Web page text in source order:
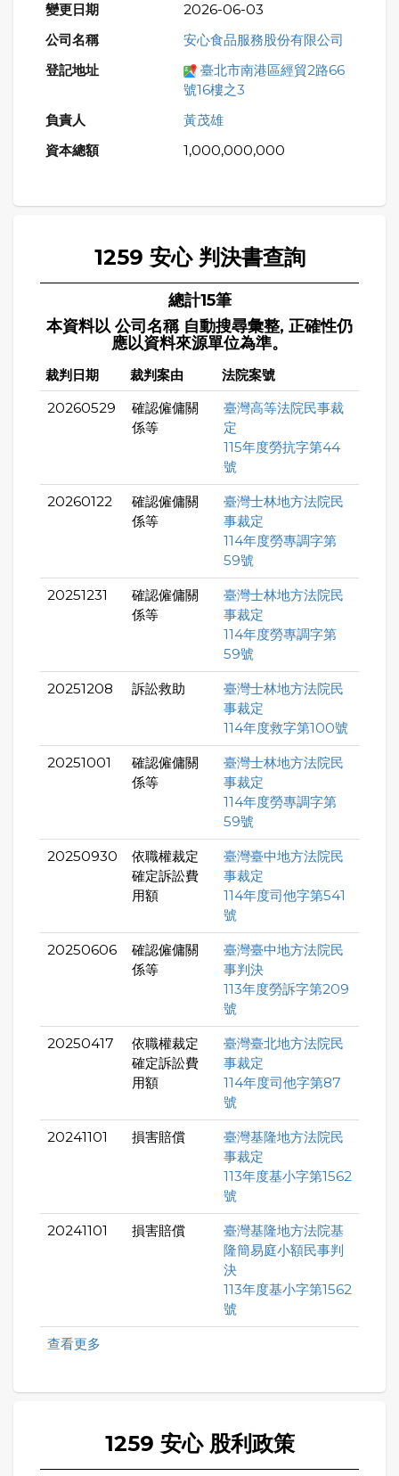
2026-06-03
安心食品服務股份有限公司
臺北市南港區經貿2路66
號16樓之3
黃茂雄
1,000,000,000
1259 安心 判決書查詢
總計15筆
本資料以 公司名稱 自動搜尋彙整, 正確性仍
應以資料來源單位為準。
裁判日期 裁判案由 法院案號
20260529
確認僱傭關
係等
臺灣高等法院民事裁
定
115年度勞抗字第44
號
20260122
確認僱傭關
係等
臺灣士林地方法院民
事裁定
114年度勞專調字第
59號
20251231
確認僱傭關
係等
臺灣士林地方法院民
事裁定
114年度勞專調字第
59號
20251208 訴訟救助
臺灣士林地方法院民
事裁定
114年度救字第100號
20251001
確認僱傭關
係等
臺灣士林地方法院民
事裁定
114年度勞專調字第
59號
20250930
依職權裁定
確定訴訟費
用額
臺灣臺中地方法院民
事裁定
114年度司他字第541
號
20250606
確認僱傭關
係等
臺灣臺中地方法院民
事判決
113年度勞訴字第209
號
20250417
依職權裁定
確定訴訟費
用額
臺灣臺北地方法院民
事裁定
114年度司他字第87
號
20241101 損害賠償
臺灣基隆地方法院民
事裁定
113年度基小字第1562
號
20241101 損害賠償
臺灣基隆地方法院基
隆簡易庭小額民事判
決
113年度基小字第1562
號
查看更多
1259 安心 股利政策